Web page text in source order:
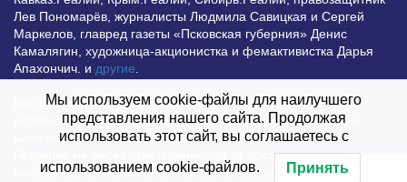
Лев Пономарёв, журналисты Людмила Савицкая и Сергей
Маркелов, главред газеты «Псковская губерния» Денис
Камалягин, художница-акционистка и фемактивистка Дарья
Апахончич. и другие.
Все права защищены и охраняются законом. Любое
использование материалов сайта допустимо при условии
наличия активной гиперссылки на Vesti.UZ.
Редакция не несет ответственности за достоверность
информации, опубликованной в рекламных объявлениях.
Мы используем cookie-файлы для наилучшего
представления нашего сайта. Продолжая
использовать этот сайт, вы соглашаетесь с
использованием cookie-файлов. Принять